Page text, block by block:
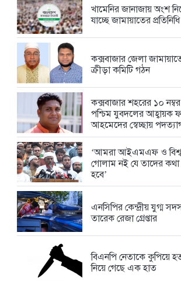
পাঁচ মাসে কিছুই বদলায়নি,
খামেনির জানাজায় অংশ
যাচ্ছে জামায়াতের
কক্সবাজার জেলা
ক্রীড়া কমিটি গঠন
কক্সবাজার শহরের ১০ নম্বর
পশ্চিম যুবদলের আহ্বায়ক
আহমেদের স্বেচ্ছায়
‘আমরা আইএমএফ ও
গোলাম নই যে তাদের
হবে’
এনসিপির কেন্দ্রীয় যুগ্ম
তারেক রেজা গ্রেপ্তার
বিএনপি নেতাকে কুপিয়ে
নিয়ে গেছে এক হাত